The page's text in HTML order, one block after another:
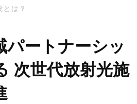
は？
パートナーシッ
次世代放射光施